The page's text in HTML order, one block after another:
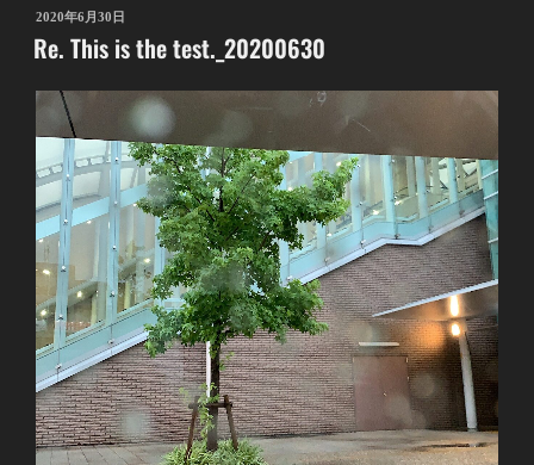
投
稿
日:
2020年6月30日
Re. This is the test._20200630